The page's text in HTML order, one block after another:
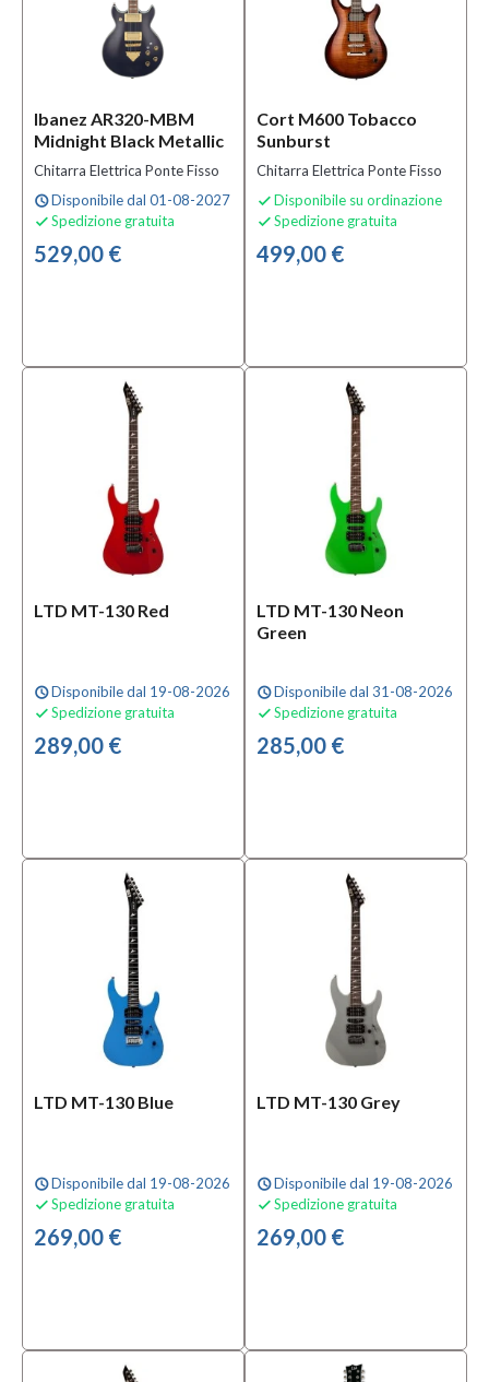
offerta
Si
(1)
prodotti
Ibanez AR320-MBM
Midnight Black Metallic
Chitarra Elettrica Ponte Fisso
scheduleDisponibile dal 01-08-2027
 Spedizione gratuita
529,00 €
Cort M600 Tobacco
Sunburst
Chitarra Elettrica Ponte Fisso
 Disponibile su ordinazione
 Spedizione gratuita
499,00 €
LTD MT-130 Red
scheduleDisponibile dal 19-08-2026
 Spedizione gratuita
289,00 €
LTD MT-130 Neon
Green
scheduleDisponibile dal 31-08-2026
 Spedizione gratuita
285,00 €
LTD MT-130 Blue
scheduleDisponibile dal 19-08-2026
 Spedizione gratuita
269,00 €
LTD MT-130 Grey
scheduleDisponibile dal 19-08-2026
 Spedizione gratuita
269,00 €